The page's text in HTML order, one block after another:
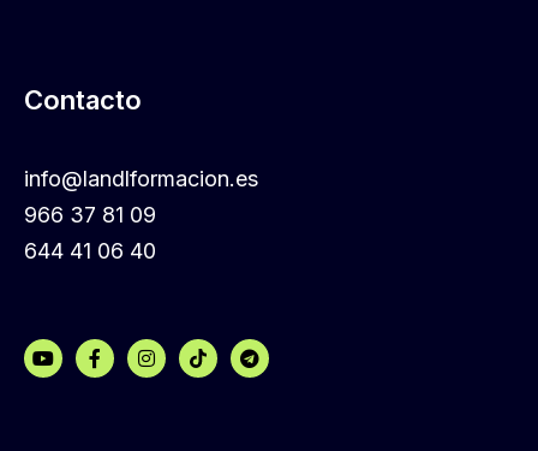
Contacto
info@landlformacion.es
966 37 81 09
644 41 06 40